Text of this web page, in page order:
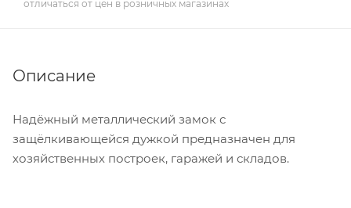
отличаться от цен в розничных магазинах
Описание
Надёжный металлический замок с
защёлкивающейся дужкой предназначен для
хозяйственных построек, гаражей и складов.